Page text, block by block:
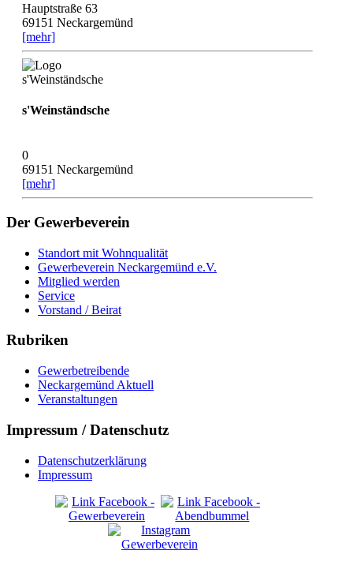
Hauptstraße 63
69151 Neckargemünd
[mehr]
s'Weinständsche
0
69151 Neckargemünd
[mehr]
Der Gewerbeverein
Standort mit Wohnqualität
Gewerbeverein Neckargemünd e.V.
Mitglied werden
Service
Vorstand / Beirat
Rubriken
Gewerbetreibende
Neckargemünd Aktuell
Veranstaltungen
Impressum / Datenschutz
Datenschutzerklärung
Impressum